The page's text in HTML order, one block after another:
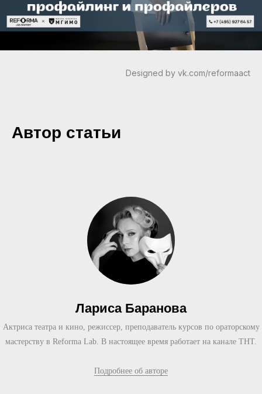
Designed by vk.com/reformaact
Автор статьи
Лариса Баранова
Актриса театра и кино, режиссер, преподаватель курсов по ораторскому
мастерству в Reforma Lab. В настоящее время работает на канале ТНТ.
Подробнее об авторе